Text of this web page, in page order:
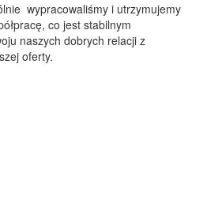
wypracowaliśmy i utrzymujemy
co jest stabilnym
naszych dobrych relacji z
oferty.